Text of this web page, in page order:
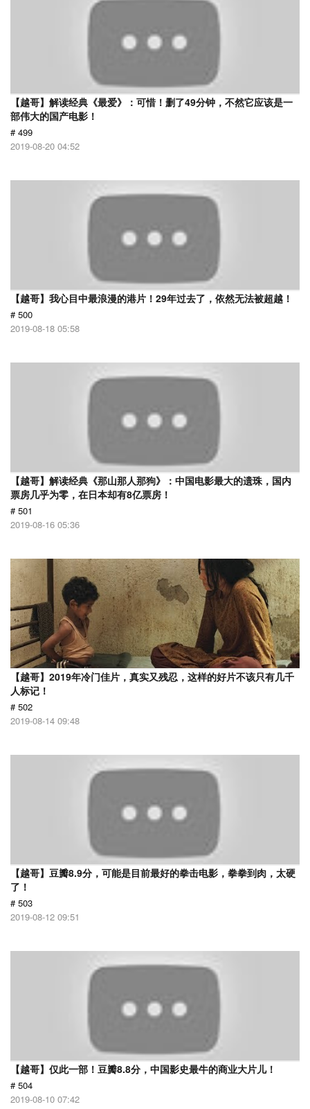
【越哥】解读经典《最爱》：可惜！删了49分钟，不然它应该是一
部伟大的国产电影！
# 499
2019-08-20 04:52
【越哥】我心目中最浪漫的港片！29年过去了，依然无法被超越！
# 500
2019-08-18 05:58
【越哥】解读经典《那山那人那狗》：中国电影最大的遗珠，国内
票房几乎为零，在日本却有8亿票房！
# 501
2019-08-16 05:36
【越哥】2019年冷门佳片，真实又残忍，这样的好片不该只有几千
人标记！
# 502
2019-08-14 09:48
【越哥】豆瓣8.9分，可能是目前最好的拳击电影，拳拳到肉，太硬
了！
# 503
2019-08-12 09:51
【越哥】仅此一部！豆瓣8.8分，中国影史最牛的商业大片儿！
# 504
2019-08-10 07:42